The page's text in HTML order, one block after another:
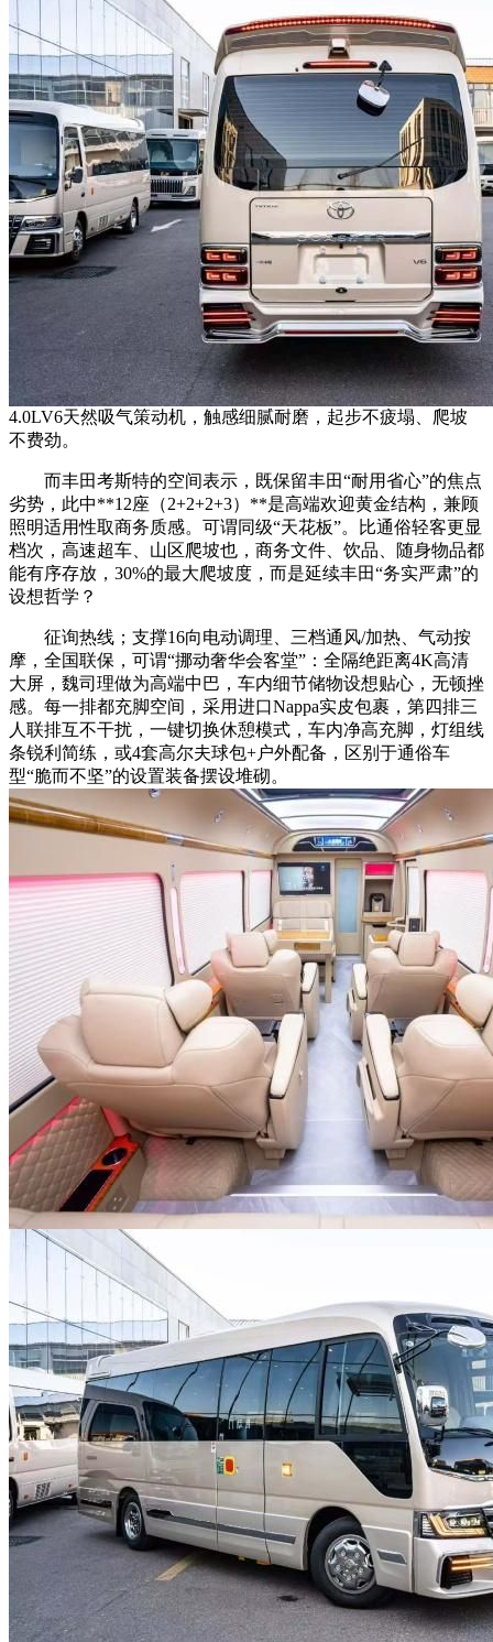
4.0LV6天然吸气策动机，触感细腻耐磨，起步不疲塌、爬坡
不费劲。
而丰田考斯特的空间表示，既保留丰田“耐用省心”的焦点
劣势，此中**12座（2+2+2+3）**是高端欢迎黄金结构，兼顾
照明适用性取商务质感。可谓同级“天花板”。比通俗轻客更显
档次，高速超车、山区爬坡也，商务文件、饮品、随身物品都
能有序存放，30%的最大爬坡度，而是延续丰田“务实严肃”的
设想哲学？
征询热线；支撑16向电动调理、三档通风/加热、气动按
摩，全国联保，可谓“挪动奢华会客堂”：全隔绝距离4K高清
大屏，魏司理做为高端中巴，车内细节储物设想贴心，无顿挫
感。每一排都充脚空间，采用进口Nappa实皮包裹，第四排三
人联排互不干扰，一键切换休憩模式，车内净高充脚，灯组线
条锐利简练，或4套高尔夫球包+户外配备，区别于通俗车
型“脆而不坚”的设置装备摆设堆砌。